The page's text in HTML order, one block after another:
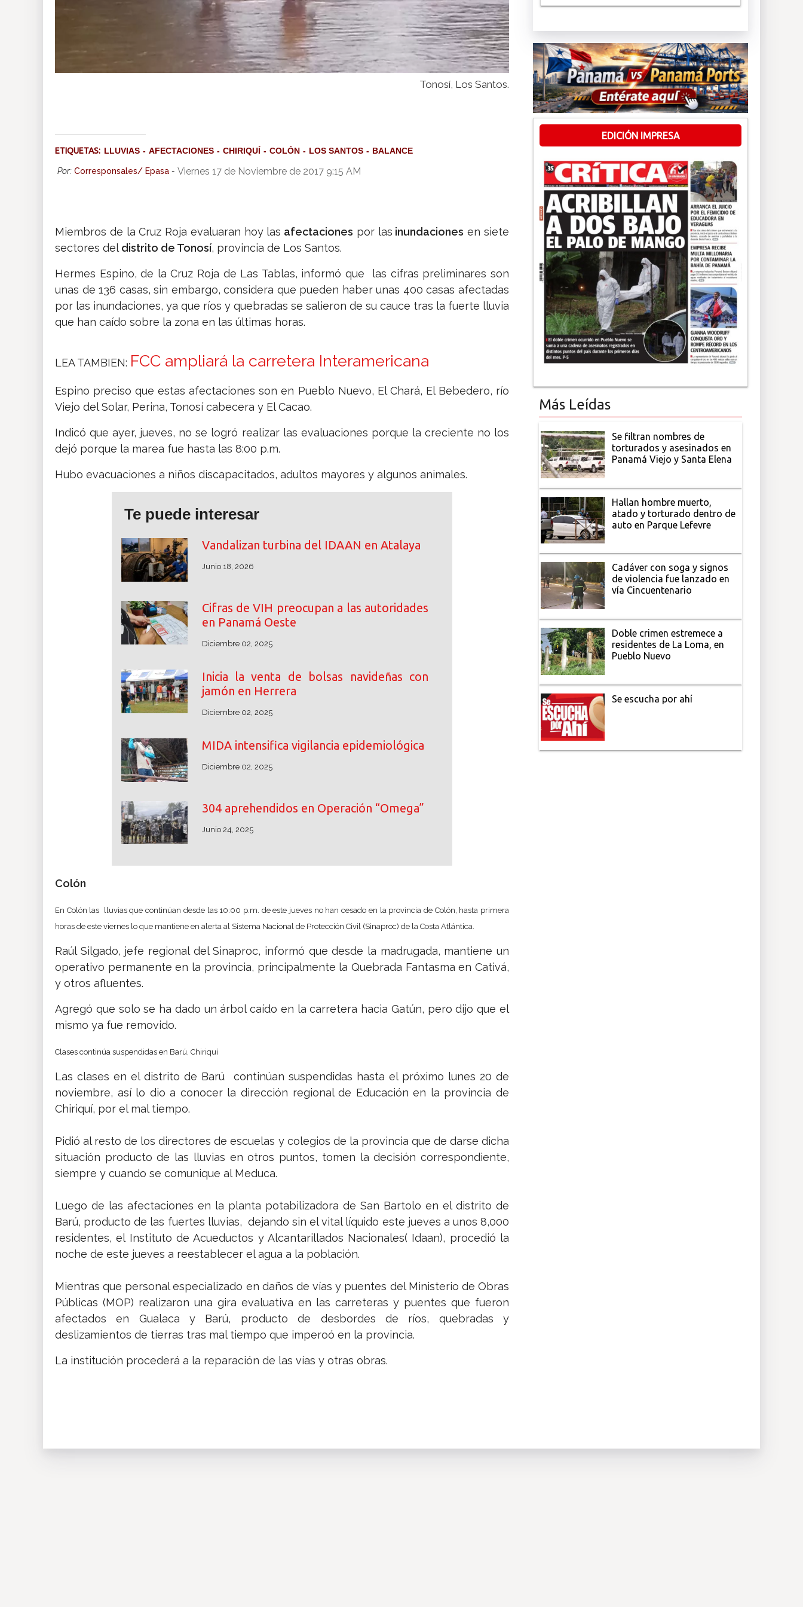
Tonosí, Los Santos.
ETIQUETAS: LLUVIAS AFECTACIONES CHIRIQUÍ COLÓN LOS SANTOS BALANCE
Por: Corresponsales/ Epasa - Viernes 17 de Noviembre de 2017 9:15 AM
Miembros de la Cruz Roja evaluaran hoy las afectaciones por las inundaciones en siete
sectores deldistrito de Tonosí, provincia de Los Santos.
Hermes Espino, de la Cruz Roja de Las Tablas, informó que las cifras preliminares son
unas de 136 casas, sin embargo, considera que pueden haber unas 400 casas afectadas
por las inundaciones, ya que ríos y quebradas se salieron de su cauce tras la fuerte lluvia
que han caído sobre la zona en las últimas horas.
LEA TAMBIEN: FCC ampliará la carretera Interamericana
Espino preciso que estas afectaciones son en Pueblo Nuevo, El Chará, El Bebedero, río
Viejo del Solar, Perina, Tonosí cabecera y El Cacao.
Indicó que ayer, jueves, no se logró realizar las evaluaciones porque la creciente no los
dejó porque la marea fue hasta las 8:00 p.m.
Hubo evacuaciones a niños discapacitados, adultos mayores y algunos animales.
Te puede interesar
Vandalizan turbina del IDAAN en Atalaya
Junio 18, 2026
Cifras de VIH preocupan a las autoridades
en Panamá Oeste
Diciembre 02, 2025
Inicia la venta de bolsas navideñas con
jamón en Herrera
Diciembre 02, 2025
MIDA intensifica vigilancia epidemiológica
Diciembre 02, 2025
304 aprehendidos en Operación “Omega”
Junio 24, 2025
Colón
En Colón las lluvias que continúan desde las 10:00 p.m. de este jueves no han cesado en la provincia de Colón, hasta primera
horas de este viernes lo que mantiene en alerta al Sistema Nacional de Protección Civil (Sinaproc) de la Costa Atlántica.
Raúl Silgado, jefe regional del Sinaproc, informó que desde la madrugada, mantiene un
operativo permanente en la provincia, principalmente la Quebrada Fantasma en Cativá,
y otros afluentes.
Agregó que solo se ha dado un árbol caído en la carretera hacia Gatún, pero dijo que el
mismo ya fue removido.
Clases continúa suspendidas en Barú, Chiriquí
Las clases en el distrito de Barú continúan suspendidas hasta el próximo lunes 20 de
noviembre, así lo dio a conocer la dirección regional de Educación en la provincia de
Chiriquí, por el mal tiempo.
Pidió al resto de los directores de escuelas y colegios de la provincia que de darse dicha
situación producto de las lluvias en otros puntos, tomen la decisión correspondiente,
siempre y cuando se comunique al Meduca.
Luego de las afectaciones en la planta potabilizadora de San Bartolo en el distrito de
Barú, producto de las fuertes lluvias, dejando sin el vital líquido este jueves a unos 8,000
residentes, el Instituto de Acueductos y Alcantarillados Nacionales( Idaan), procedió la
noche de este jueves a reestablecer el agua a la población.
Mientras que personal especializado en daños de vías y puentes del Ministerio de Obras
Públicas (MOP) realizaron una gira evaluativa en las carreteras y puentes que fueron
afectados en Gualaca y Barú, producto de desbordes de ríos, quebradas y
deslizamientos de tierras tras mal tiempo que imperoó en la provincia.
La institución procederá a la reparación de las vías y otras obras.
EDICIÓN IMPRESA
Más Leídas
Se filtran nombres de
torturados y asesinados en
Panamá Viejo y Santa Elena
Hallan hombre muerto,
atado y torturado dentro de
auto en Parque Lefevre
Cadáver con soga y signos
de violencia fue lanzado en
vía Cincuentenario
Doble crimen estremece a
residentes de La Loma, en
Pueblo Nuevo
Se escucha por ahí